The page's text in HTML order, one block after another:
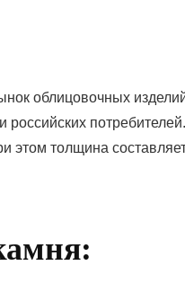
облицовочных
российских
этом толщина